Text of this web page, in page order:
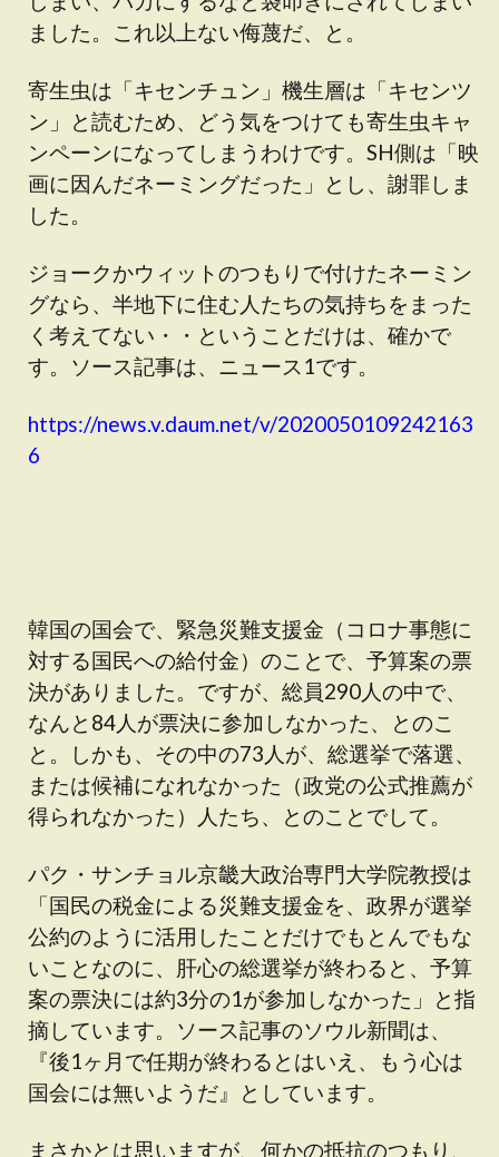
ました。これ以上ない侮蔑だ、と。
寄生虫は「キセンチュン」機生層は「キセンツ
ン」と読むため、どう気をつけても寄生虫キャ
ンペーンになってしまうわけです。SH側は「映
画に因んだネーミングだった」とし、謝罪しま
した。
ジョークかウィットのつもりで付けたネーミン
グなら、半地下に住む人たちの気持ちをまった
く考えてない・・ということだけは、確かで
す。ソース記事は、ニュース1です。
https://news.v.daum.net/v/2020050109242163
6
韓国の国会で、緊急災難支援金（コロナ事態に
対する国民への給付金）のことで、予算案の票
決がありました。ですが、総員290人の中で、
なんと84人が票決に参加しなかった、とのこ
と。しかも、その中の73人が、総選挙で落選、
または候補になれなかった（政党の公式推薦が
得られなかった）人たち、とのことでして。
パク・サンチョル京畿大政治専門大学院教授は
「国民の税金による災難支援金を、政界が選挙
公約のように活用したことだけでもとんでもな
いことなのに、肝心の総選挙が終わると、予算
案の票決には約3分の1が参加しなかった」と指
摘しています。ソース記事のソウル新聞は、
『後1ヶ月で任期が終わるとはいえ、もう心は
国会には無いようだ』としています。
まさかとは思いますが、何かの抵抗のつもり、